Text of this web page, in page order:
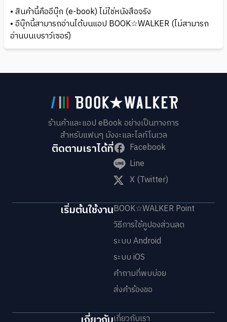
• สินค้านี้คืออีบุ๊ก (e-book) ไม่ใช่หนังสือจริง
• อีบุ๊กนี้สามารถอ่านได้บนแอป BOOK☆WALKER (ไม่สามารถ
อ่านบนเบราว์เซอร์)
ร้านค้าและแอป eBook อย่างเป็นทางการ
สำหรับแฟนๆ มังงะและไลท์โนเวล
ติดตามเราได้ที่
Facebook
Line
X (Twitter)
เริ่มต้นใช้งานBOOK☆WALKER Point
วิธีการใช้คูปองส่วนลด
ระบบ Android
ระบบ iOS
คำถามที่พบบ่อย
ส่งคำร้องขอ
เกี่ยวกับเรา